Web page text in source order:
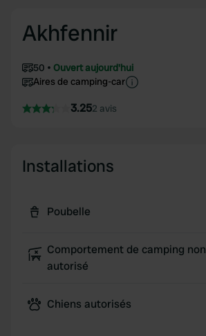
Akhfennir
50
Ouvert aujourd'hui
Aires de camping-car
3.252 avis
Installations
Poubelle
Comportement de camping non
autorisé
Chiens autorisés